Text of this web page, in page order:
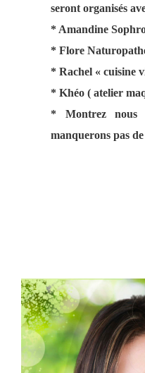
seront organisés
* Amandine
* Flore
* Rachel « cuisine
* Khéo ( atelier
* Montrez nous
manquerons pas